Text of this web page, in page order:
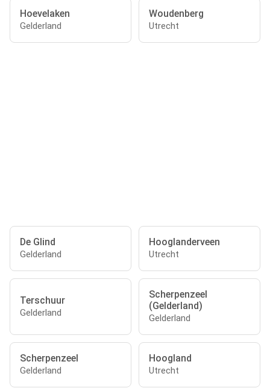
Hoevelaken
Gelderland
Woudenberg
Utrecht
De Glind
Gelderland
Hooglanderveen
Utrecht
Terschuur
Gelderland
Scherpenzeel
(Gelderland)
Gelderland
Scherpenzeel
Gelderland
Hoogland
Utrecht